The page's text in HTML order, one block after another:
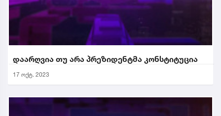
დაარღვია თუ არა პრეზიდენტმა კონსტიტუცია
17 ოქტ. 2023